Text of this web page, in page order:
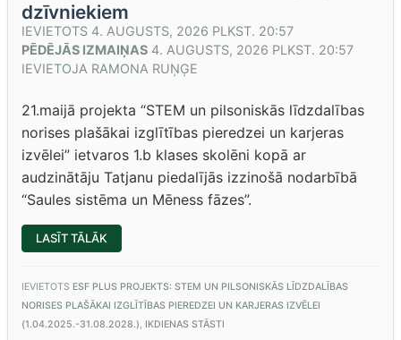
dzīvniekiem
IEVIETOTS 4. AUGUSTS, 2026 PLKST. 20:57
PĒDĒJĀS IZMAIŅAS 4. AUGUSTS, 2026 PLKST. 20:57
IEVIETOJA RAMONA RUŅĢE
21.maijā projekta “STEM un pilsoniskās līdzdalības
norises plašākai izglītības pieredzei un karjeras
izvēlei” ietvaros 1.b klases skolēni kopā ar
audzinātāju Tatjanu piedalījās izzinošā nodarbībā
“Saules sistēma un Mēness fāzes”.
LASĪT TĀLĀK
IEPAZĪST
CIEMOJAS
DZĪVNIEKIEM”
IEVIETOTS ESF PLUS PROJEKTS: STEM UN PILSONISKĀS LĪDZDALĪBAS
NORISES PLAŠĀKAI IZGLĪTĪBAS PIEREDZEI UN KARJERAS IZVĒLEI
(1.04.2025.-31.08.2028.), IKDIENAS STĀSTI